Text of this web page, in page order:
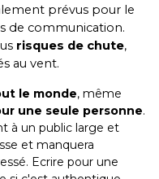
prévus pour le
de communication.
risques de chute,
au vent.
le monde, même
une seule personne.
à un public large et
et manquera
Ecrire pour une